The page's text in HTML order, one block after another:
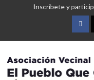
Inscríbete y